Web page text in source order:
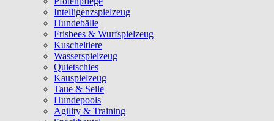
Intelligenzspielzeug
Hundebälle
Frisbees & Wurfspielzeug
Kuscheltiere
Wasserspielzeug
Quietschies
Kauspielzeug
Taue & Seile
Hundepools
Agility & Training